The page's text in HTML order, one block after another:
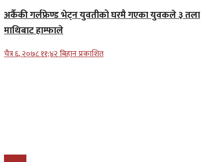
अर्कैकी गर्लफ्रेण्ड भेट्न युवतीको घरमै गएका युवकले ३ तला
माथिबाट हाम्फाले
चैत्र ६, २०७८ ११;४२ बिहान प्रकाशित